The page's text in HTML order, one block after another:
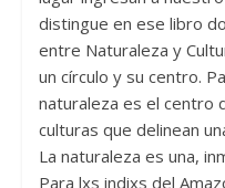
distingue en ese libro
entre Naturaleza y
un círculo y su centro.
naturaleza es el centro
culturas que delinean
La naturaleza es una,
Para lxs indixs del